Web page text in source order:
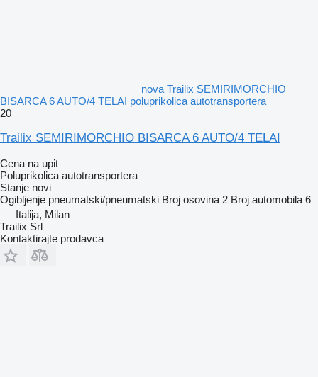
nova Trailix SEMIRIMORCHIO
BISARCA 6 AUTO/4 TELAI poluprikolica autotransportera
20
Trailix SEMIRIMORCHIO BISARCA 6 AUTO/4 TELAI
Cena na upit
Poluprikolica autotransportera
Stanje novi
Ogibljenje pneumatski/pneumatski Broj osovina 2 Broj automobila 6
Italija, Milan
Trailix Srl
Kontaktirajte prodavca